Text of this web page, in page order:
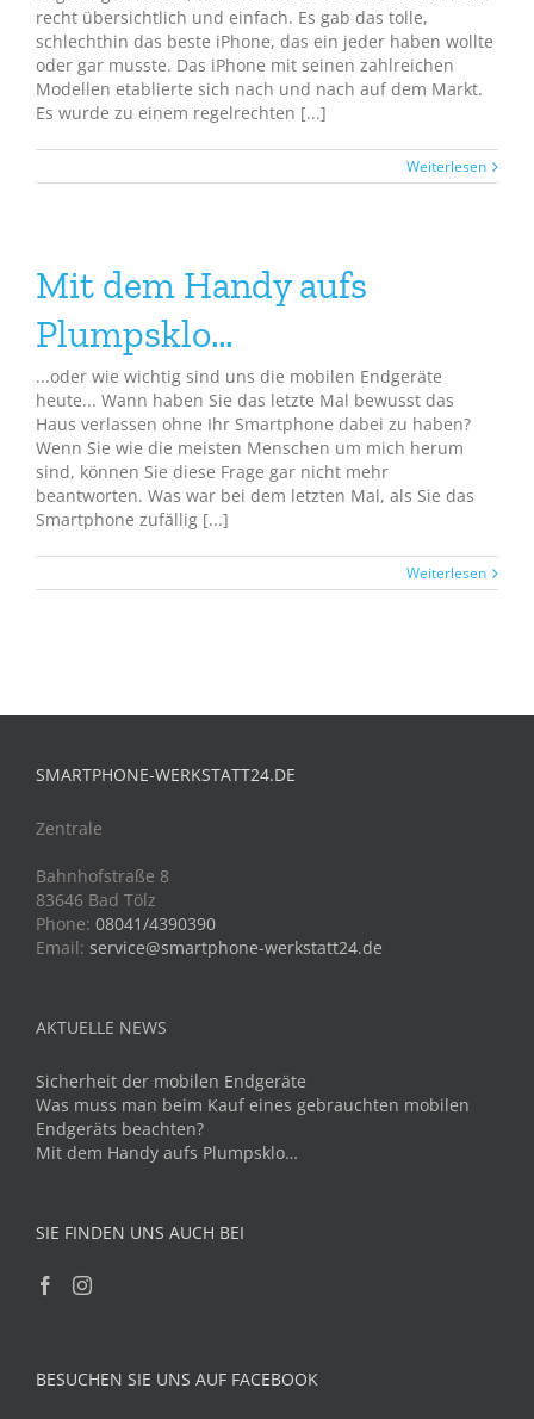
recht übersichtlich und einfach. Es gab das tolle,
schlechthin das beste iPhone, das ein jeder haben wollte
oder gar musste. Das iPhone mit seinen zahlreichen
Modellen etablierte sich nach und nach auf dem Markt.
Es wurde zu einem regelrechten [...]
Weiterlesen
Mit dem Handy aufs
Plumpsklo…
...oder wie wichtig sind uns die mobilen Endgeräte
heute... Wann haben Sie das letzte Mal bewusst das
Haus verlassen ohne Ihr Smartphone dabei zu haben?
Wenn Sie wie die meisten Menschen um mich herum
sind, können Sie diese Frage gar nicht mehr
beantworten. Was war bei dem letzten Mal, als Sie das
Smartphone zufällig [...]
Weiterlesen
SMARTPHONE-WERKSTATT24.DE
Zentrale
Bahnhofstraße 8
83646 Bad Tölz
Phone: 08041/4390390
Email: service@smartphone-werkstatt24.de
AKTUELLE NEWS
Sicherheit der mobilen Endgeräte
Was muss man beim Kauf eines gebrauchten mobilen
Endgeräts beachten?
Mit dem Handy aufs Plumpsklo…
SIE FINDEN UNS AUCH BEI
BESUCHEN SIE UNS AUF FACEBOOK